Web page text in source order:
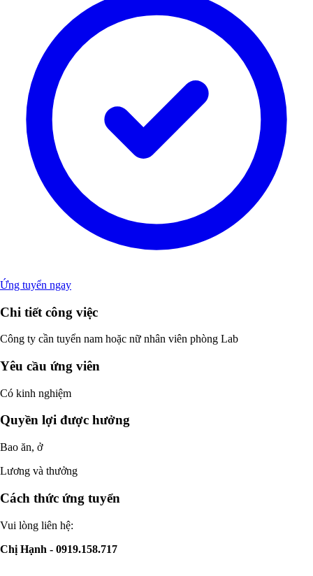
Ứng tuyển ngay
Chi tiết công việc
Công ty cần tuyển nam hoặc nữ nhân viên phòng Lab
Yêu cầu ứng viên
Có kinh nghiệm
Quyền lợi được hưởng
Bao ăn, ở
Lương và thưởng
Cách thức ứng tuyển
Vui lòng liên hệ:
Chị Hạnh - 0919.158.717